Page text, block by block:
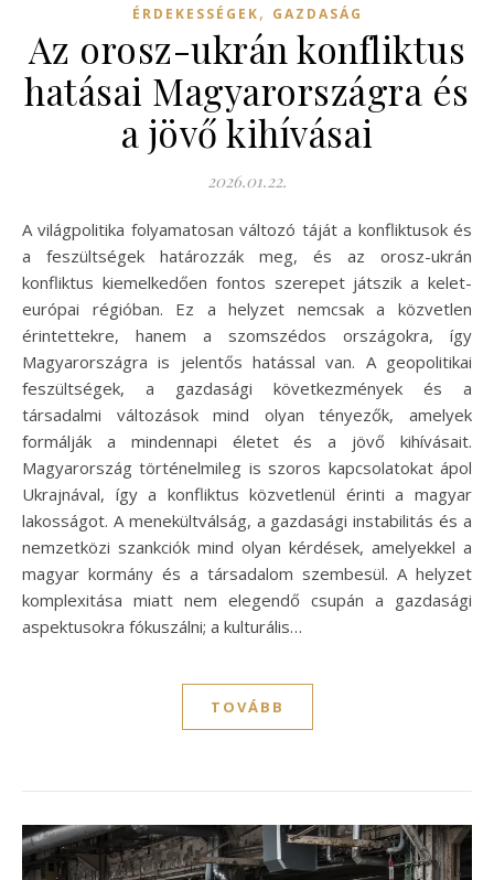
ÉRDEKESSÉGEK, GAZDASÁG
Az orosz-ukrán konfliktus
hatásai Magyarországra és
a jövő kihívásai
2026.01.22.
A világpolitika folyamatosan változó táját a konfliktusok és
a feszültségek határozzák meg, és az orosz-ukrán
konfliktus kiemelkedően fontos szerepet játszik a kelet-
európai régióban. Ez a helyzet nemcsak a közvetlen
érintettekre, hanem a szomszédos országokra, így
Magyarországra is jelentős hatással van. A geopolitikai
feszültségek, a gazdasági következmények és a
társadalmi változások mind olyan tényezők, amelyek
formálják a mindennapi életet és a jövő kihívásait.
Magyarország történelmileg is szoros kapcsolatokat ápol
Ukrajnával, így a konfliktus közvetlenül érinti a magyar
lakosságot. A menekültválság, a gazdasági instabilitás és a
nemzetközi szankciók mind olyan kérdések, amelyekkel a
magyar kormány és a társadalom szembesül. A helyzet
komplexitása miatt nem elegendő csupán a gazdasági
aspektusokra fókuszálni; a kulturális…
TOVÁBB